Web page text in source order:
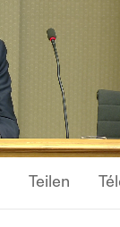
Teilen